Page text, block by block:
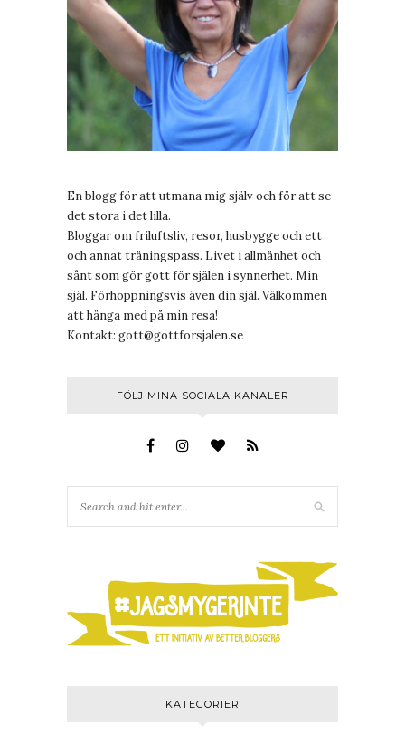
En blogg för att utmana mig själv och för att se
det stora i det lilla.
Bloggar om friluftsliv, resor, husbygge och ett
och annat träningspass. Livet i allmänhet och
sånt som gör gott för själen i synnerhet. Min
själ. Förhoppningsvis även din själ. Välkommen
att hänga med på min resa!
Kontakt: gott@gottforsjalen.se
FÖLJ MINA SOCIALA KANALER
KATEGORIER